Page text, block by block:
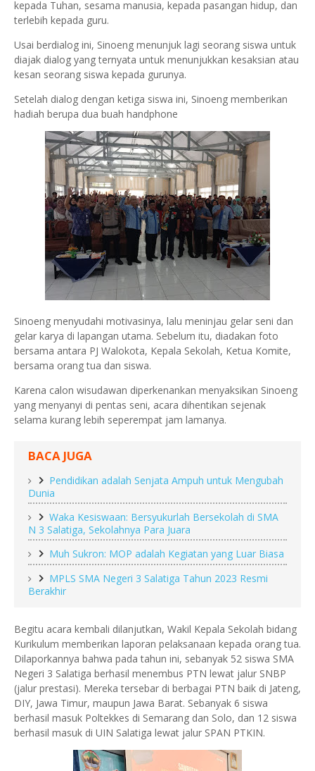
kepada Tuhan, sesama manusia, kepada pasangan hidup, dan
terlebih kepada guru.
Usai berdialog ini, Sinoeng menunjuk lagi seorang siswa untuk
diajak dialog yang ternyata untuk menunjukkan kesaksian atau
kesan seorang siswa kepada gurunya.
Setelah dialog dengan ketiga siswa ini, Sinoeng memberikan
hadiah berupa dua buah handphone
Sinoeng menyudahi motivasinya, lalu meninjau gelar seni dan
gelar karya di lapangan utama. Sebelum itu, diadakan foto
bersama antara PJ Walokota, Kepala Sekolah, Ketua Komite,
bersama orang tua dan siswa.
Karena calon wisudawan diperkenankan menyaksikan Sinoeng
yang menyanyi di pentas seni, acara dihentikan sejenak
selama kurang lebih seperempat jam lamanya.
BACA JUGA
Pendidikan adalah Senjata Ampuh untuk Mengubah
Dunia
Waka Kesiswaan: Bersyukurlah Bersekolah di SMA
N 3 Salatiga, Sekolahnya Para Juara
Muh Sukron: MOP adalah Kegiatan yang Luar Biasa
MPLS SMA Negeri 3 Salatiga Tahun 2023 Resmi
Berakhir
Begitu acara kembali dilanjutkan, Wakil Kepala Sekolah bidang
Kurikulum memberikan laporan pelaksanaan kepada orang tua.
Dilaporkannya bahwa pada tahun ini, sebanyak 52 siswa SMA
Negeri 3 Salatiga berhasil menembus PTN lewat jalur SNBP
(jalur prestasi). Mereka tersebar di berbagai PTN baik di Jateng,
DIY, Jawa Timur, maupun Jawa Barat. Sebanyak 6 siswa
berhasil masuk Poltekkes di Semarang dan Solo, dan 12 siswa
berhasil masuk di UIN Salatiga lewat jalur SPAN PTKIN.